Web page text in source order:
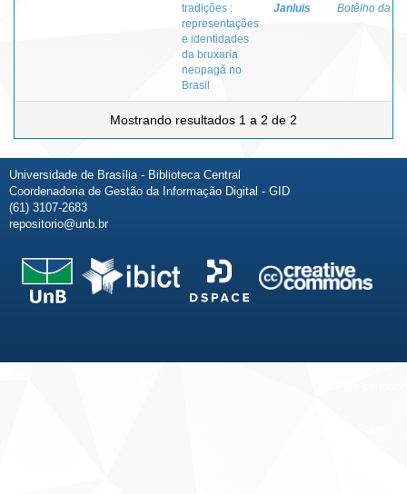
tradições :
representações
e identidades
da bruxaria
neopagã no
Brasil
Janluis
Botêlho da
Mostrando resultados 1 a 2 de 2
Universidade de Brasília - Biblioteca Central
Coordenadoria de Gestão da Informação Digital - GID
(61) 3107-2683
repositorio@unb.br